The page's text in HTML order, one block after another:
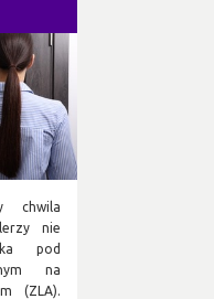
chwila
nie
pod
na
(ZLA).